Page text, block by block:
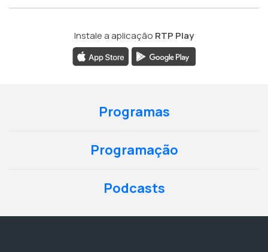
Instale a aplicação RTP Play
Programas
Programação
Podcasts